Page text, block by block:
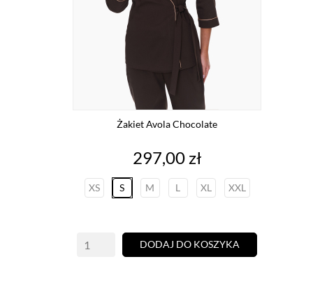
Żakiet Avola Chocolate
Cena
297,00 zł
XS S M L XL XXL
DODAJ DO KOSZYKA